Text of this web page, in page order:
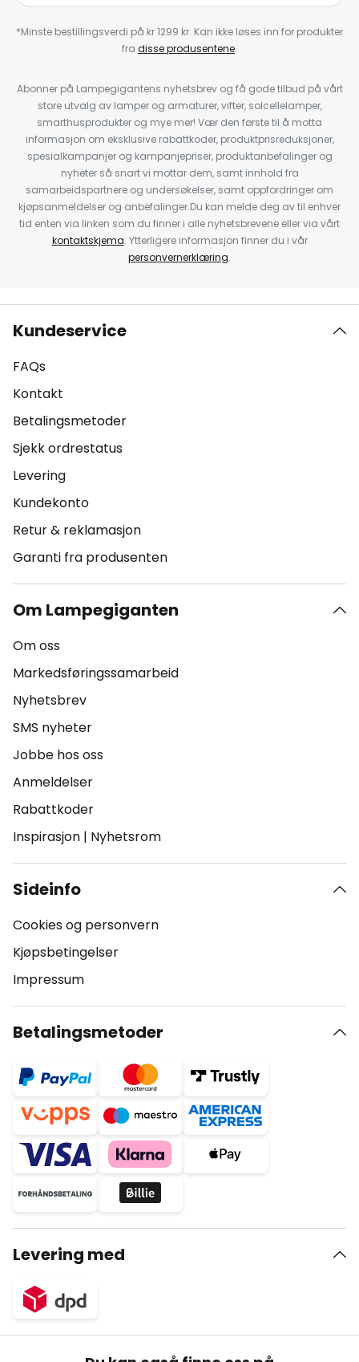
*Minste bestillingsverdi på kr 1299 kr. Kan ikke løses inn for produkter
fra disse produsentene.
Abonner på Lampegigantens nyhetsbrev og få gode tilbud på vårt
store utvalg av lamper og armaturer, vifter, solcellelamper,
smarthusprodukter og mye mer! Vær den første til å motta
informasjon om eksklusive rabattkoder, produktprisreduksjoner,
spesialkampanjer og kampanjepriser, produktanbefalinger og
nyheter så snart vi mottar dem, samt innhold fra
samarbeidspartnere og undersøkelser, samt oppfordringer om
kjøpsanmeldelser og anbefalinger.Du kan melde deg av til enhver
tid enten via linken som du finner i alle nyhetsbrevene eller via vårt
kontaktskjema. Ytterligere informasjon finner du i vår
personvernerklæring.
Kundeservice
FAQs
Kontakt
Betalingsmetoder
Sjekk ordrestatus
Levering
Kundekonto
Retur & reklamasjon
Garanti fra produsenten
Om Lampegiganten
Om oss
Markedsføringssamarbeid
Nyhetsbrev
SMS nyheter
Jobbe hos oss
Anmeldelser
Rabattkoder
Inspirasjon | Nyhetsrom
Sideinfo
Cookies og personvern
Kjøpsbetingelser
Impressum
Betalingsmetoder
Levering med